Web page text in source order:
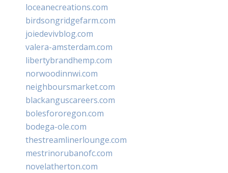
loceanecreations.com
birdsongridgefarm.com
joiedevivblog.com
valera-amsterdam.com
libertybrandhemp.com
norwoodinnwi.com
neighboursmarket.com
blackanguscareers.com
bolesfororegon.com
bodega-ole.com
thestreamlinerlounge.com
mestrinorubanofc.com
novelatherton.com